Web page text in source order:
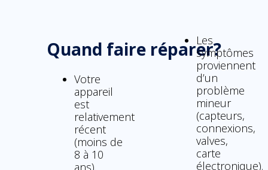
Quand faire réparer?
Votre
appareil
est
relativement
récent
(moins de
8 à 10
Les
symptômes
proviennent
d’un
problème
mineur
(capteurs,
connexions,
valves,
carte
électronique).